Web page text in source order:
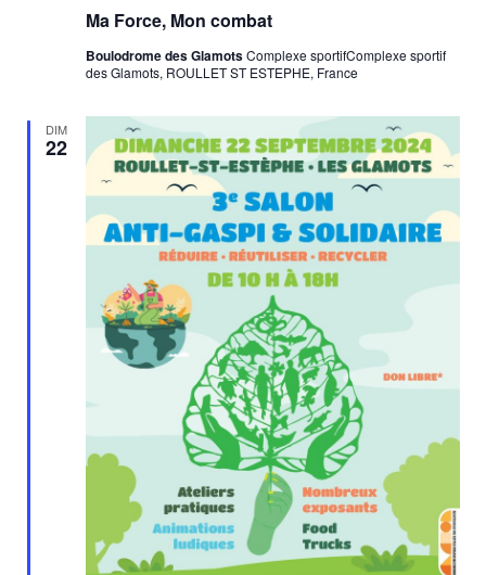
Ma Force, Mon combat
Boulodrome des GlamotsComplexe sportifComplexe sportif
des Glamots, ROULLET ST ESTEPHE, France
DIM
22